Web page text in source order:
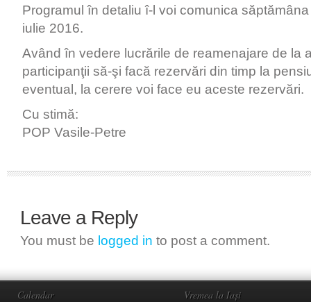
Programul în detaliu î-l voi comunica
iulie 2016.
Având în vedere lucrările de reamenajare de la
participanţii să-şi facă rezervări din timp la
eventual, la cerere voi face eu aceste rezervări.
Cu stimă:
POP Vasile-Petre
Leave a Reply
You must be logged in to post a comment.
Calendar Vremea la Iași